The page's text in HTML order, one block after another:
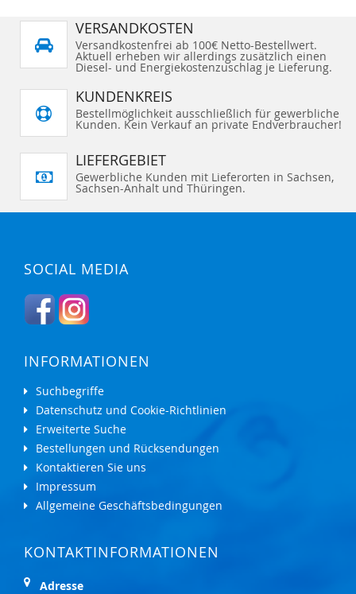
VERSANDKOSTEN
Versandkostenfrei ab 100€ Netto-Bestellwert.
Aktuell erheben wir allerdings zusätzlich einen
Diesel- und Energiekostenzuschlag je Lieferung.
KUNDENKREIS
Bestellmöglichkeit ausschließlich für gewerbliche
Kunden. Kein Verkauf an private Endverbraucher!
LIEFERGEBIET
Gewerbliche Kunden mit Lieferorten in Sachsen,
Sachsen-Anhalt und Thüringen.
SOCIAL MEDIA
INFORMATIONEN
Suchbegriffe
Datenschutz und Cookie-Richtlinien
Erweiterte Suche
Bestellungen und Rücksendungen
Kontaktieren Sie uns
Impressum
Allgemeine Geschäftsbedingungen
KONTAKTINFORMATIONEN
Adresse